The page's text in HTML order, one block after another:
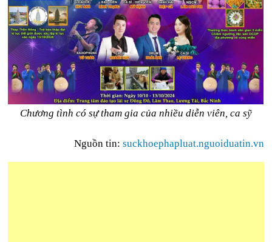
Chương tình có sự tham gia của nhiều diễn viên, ca sỹ
Nguồn tin: suckhoephapluat.nguoiduatin.vn